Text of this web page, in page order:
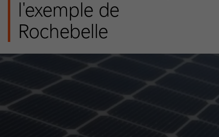
l'exemple de
Rochebelle